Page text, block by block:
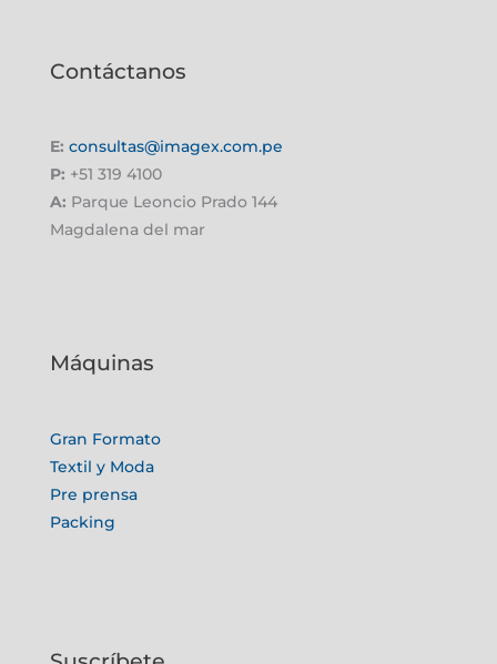
Contáctanos
E: consultas@imagex.com.pe
P: +51 319 4100
A: Parque Leoncio Prado 144
Magdalena del mar
Máquinas
Gran Formato
Textil y Moda
Pre prensa
Packing